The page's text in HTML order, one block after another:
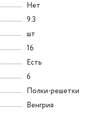
Нет
9.3
шт
16
Есть
6
Полки-решетки
Венгрия